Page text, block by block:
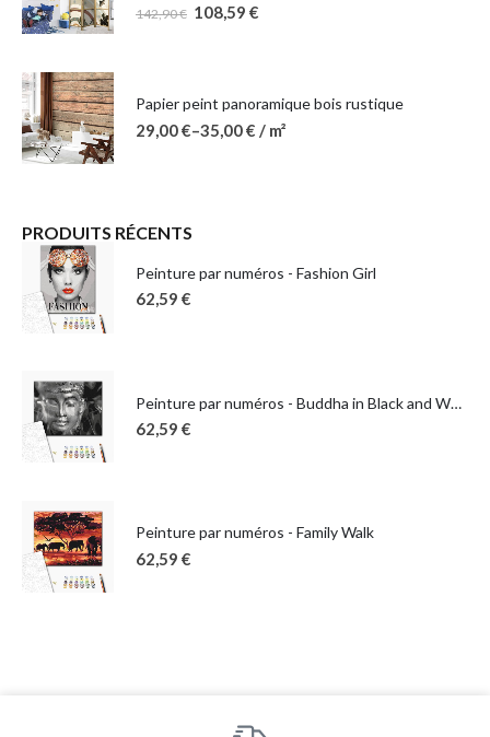
142,90€ 108,59 €
Papier peint panoramique bois rustique
29,00€–35,00€ / m²
PRODUITS RÉCENTS
Peinture par numéros - Fashion Girl
62,59 €
Peinture par numéros - Buddha in Black and White
62,59 €
Peinture par numéros - Family Walk
62,59 €